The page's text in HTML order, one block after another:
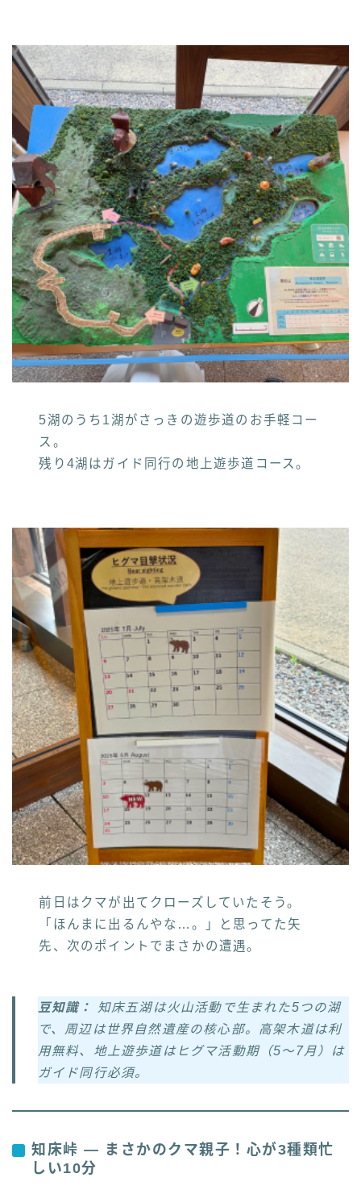
5湖のうち1湖がさっきの遊歩道のお手軽コー
ス。
残り4湖はガイド同行の地上遊歩道コース。
前日はクマが出てクローズしていたそう。
「ほんまに出るんやな…。」と思ってた矢
先、次のポイントでまさかの遭遇。
豆知識：
知床五湖は火山活動で生まれた5つの湖
で、周辺は世界自然遺産の核心部。高架木道は利
用無料、地上遊歩道はヒグマ活動期（5〜7月）は
ガイド同行必須。
知床峠 — まさかのクマ親子！心が3種類忙
しい10分